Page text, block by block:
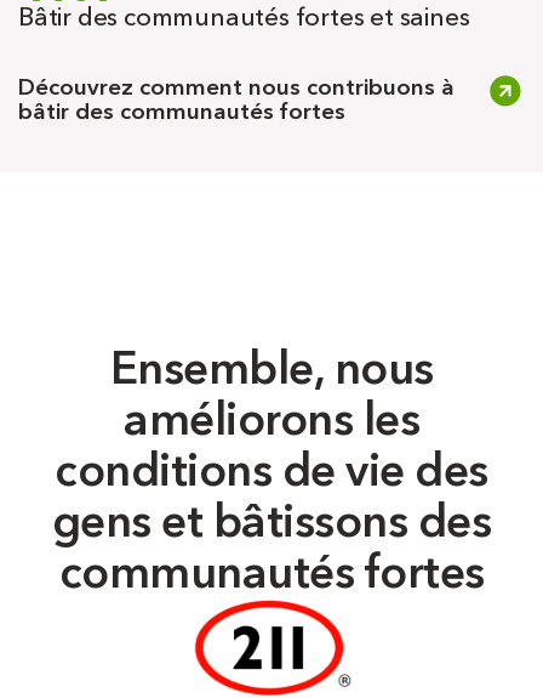
Bâtir des communautés fortes et saines
Découvrez comment nous contribuons à
bâtir des communautés fortes
Ensemble, nous
améliorons les
conditions de vie des
gens et bâtissons des
communautés fortes